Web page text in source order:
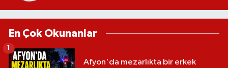
En Çok Okunanlar
Afyon'da mezarlıkta bir erkek
1